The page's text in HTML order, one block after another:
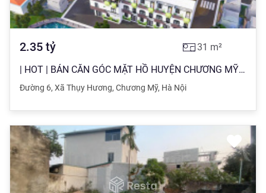
2.35 tỷ 31 m²
| HOT | BÁN CĂN GÓC MẶT HỒ HUYỆN CHƯƠNG MỸ - NHÀ XÂY MỚI 3 TẦNG - GIÁ CHỈ 2 TỶ350 - SẴN SỔ
Đường 6, Xã Thụy Hương, Chương Mỹ, Hà Nội